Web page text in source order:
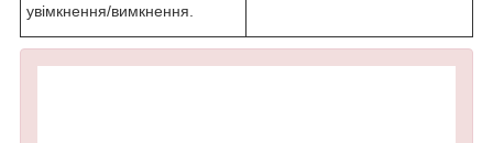
увімкнення/вимкнення.